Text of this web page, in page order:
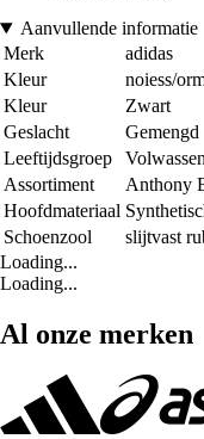
Aanvullende informatie
Merk
adidas
Kleur
noiess/
Kleur
Zwart
Geslacht
Gemengd
Leeftijdsgroep
Assortiment
Anthony
Hoofdmateriaal
Schoenzool
slijtvast
Loading...
Loading...
Al onze merken